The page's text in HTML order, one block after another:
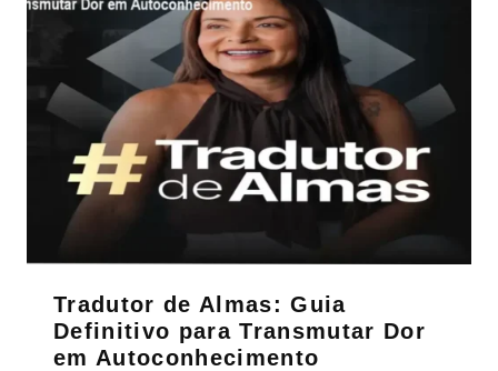
Tradutor de Almas: Guia
Definitivo para Transmutar Dor
em Autoconhecimento